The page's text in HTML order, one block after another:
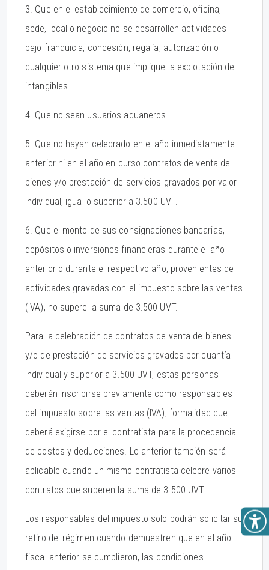
3. Que en el establecimiento de comercio, oficina,
sede, local o negocio no se desarrollen actividades
bajo franquicia, concesión, regalía, autorización o
cualquier otro sistema que implique la explotación de
intangibles.
4. Que no sean usuarios aduaneros.
5. Que no hayan celebrado en el año inmediatamente
anterior ni en el año en curso contratos de venta de
bienes y/o prestación de servicios gravados por valor
individual, igual o superior a 3.500 UVT.
6. Que el monto de sus consignaciones bancarias,
depósitos o inversiones financieras durante el año
anterior o durante el respectivo año, provenientes de
actividades gravadas con el impuesto sobre las ventas
(IVA), no supere la suma de 3.500 UVT.
Para la celebración de contratos de venta de bienes
y/o de prestación de servicios gravados por cuantía
individual y superior a 3.500 UVT, estas personas
deberán inscribirse previamente como responsables
del impuesto sobre las ventas (IVA), formalidad que
deberá exigirse por el contratista para la procedencia
de costos y deducciones. Lo anterior también será
aplicable cuando un mismo contratista celebre varios
contratos que superen la suma de 3.500 UVT.
Los responsables del impuesto solo podrán solicitar su
retiro del régimen cuando demuestren que en el año
fiscal anterior se cumplieron, las condiciones